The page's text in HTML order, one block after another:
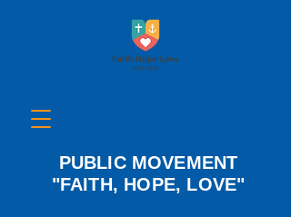
PUBLIC MOVEMENT
"FAITH, HOPE, LOVE"